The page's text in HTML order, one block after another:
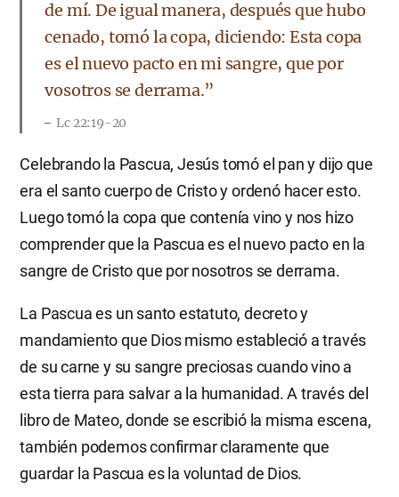
de mí. De igual manera, después que hubo
cenado, tomó la copa, diciendo: Esta copa
es el nuevo pacto en mi sangre, que por
vosotros se derrama.”
Lc 22:19-20
Celebrando la Pascua, Jesús tomó el pan y dijo que
era el santo cuerpo de Cristo y ordenó hacer esto.
Luego tomó la copa que contenía vino y nos hizo
comprender que la Pascua es el nuevo pacto en la
sangre de Cristo que por nosotros se derrama.
La Pascua es un santo estatuto, decreto y
mandamiento que Dios mismo estableció a través
de su carne y su sangre preciosas cuando vino a
esta tierra para salvar a la humanidad. A través del
libro de Mateo, donde se escribió la misma escena,
también podemos confirmar claramente que
guardar la Pascua es la voluntad de Dios.